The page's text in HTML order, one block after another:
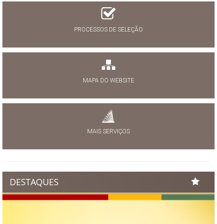
PROCESSOS DE SELEÇÃO
MAPA DO WEBSITE
MAIS SERVIÇOS
DESTAQUES